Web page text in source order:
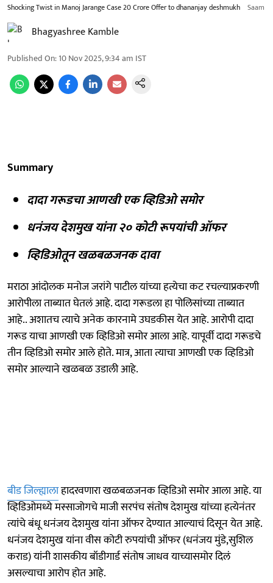
Shocking Twist in Manoj Jarange Case 20 Crore Offer to dhananjay deshmukh Saam
Bhagyashree Kamble
Published On:10 Nov 2025, 9:34 am IST
Summary
दादा गरूडचा आणखी एक व्हिडिओ समोर
धनंजय देशमुख यांना २० कोटी रूपयांची ऑफर
व्हिडिओतून खळबळजनक दावा
मराठा आंदोलक मनोज जरांगे पाटील यांच्या हत्येचा कट रचल्याप्रकरणी
आरोपीला ताब्यात घेतलं आहे. दादा गरूडला हा पोलिसांच्या ताब्यात
आहे.. अशातच त्याचे अनेक कारनामे उघडकीस येत आहे. आरोपी दादा
गरूड याचा आणखी एक व्हिडिओ समोर आला आहे. यापूर्वी दादा गरूडचे
तीन व्हिडिओ समोर आले होते. मात्र, आता त्याचा आणखी एक व्हिडिओ
समोर आल्याने खळबळ उडाली आहे.
बीड जिल्ह्यालाहादरवणारा खळबळजनक व्हिडिओ समोर आला आहे. या
व्हिडिओमध्ये मस्साजोगचे माजी सरपंच संतोष देशमुख यांच्या हत्येनंतर
त्यांचे बंधू धनंजय देशमुख यांना ऑफर देण्यात आल्याचं दिसून येत आहे.
धनंजय देशमुख यांना वीस कोटी रुपयांची ऑफर (धनंजय मुंडे,सुशिल
कराड) यांनी शासकीय बॉडीगार्ड संतोष जाधव याच्यासमोर दिलं
असल्याचा आरोप होत आहे.